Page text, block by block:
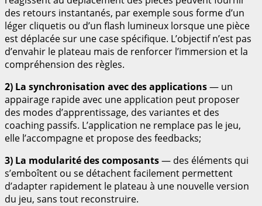
des retours instantanés, par exemple sous forme d’un
léger cliquetis ou d’un flash lumineux lorsque une pièce
est déplacée sur une case spécifique. L’objectif n’est pas
d’envahir le plateau mais de renforcer l’immersion et la
compréhension des règles.
2) La synchronisation avec des applications— un
appairage rapide avec une application peut proposer
des modes d’apprentissage, des variantes et des
coaching passifs. L’application ne remplace pas le jeu,
elle l’accompagne et propose des feedbacks;
3) La modularité des composants— des éléments qui
s’emboîtent ou se détachent facilement permettent
d’adapter rapidement le plateau à une nouvelle version
du jeu, sans tout reconstruire.